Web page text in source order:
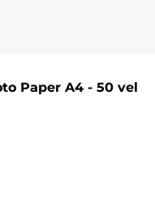
Paper A4 - 50 vel